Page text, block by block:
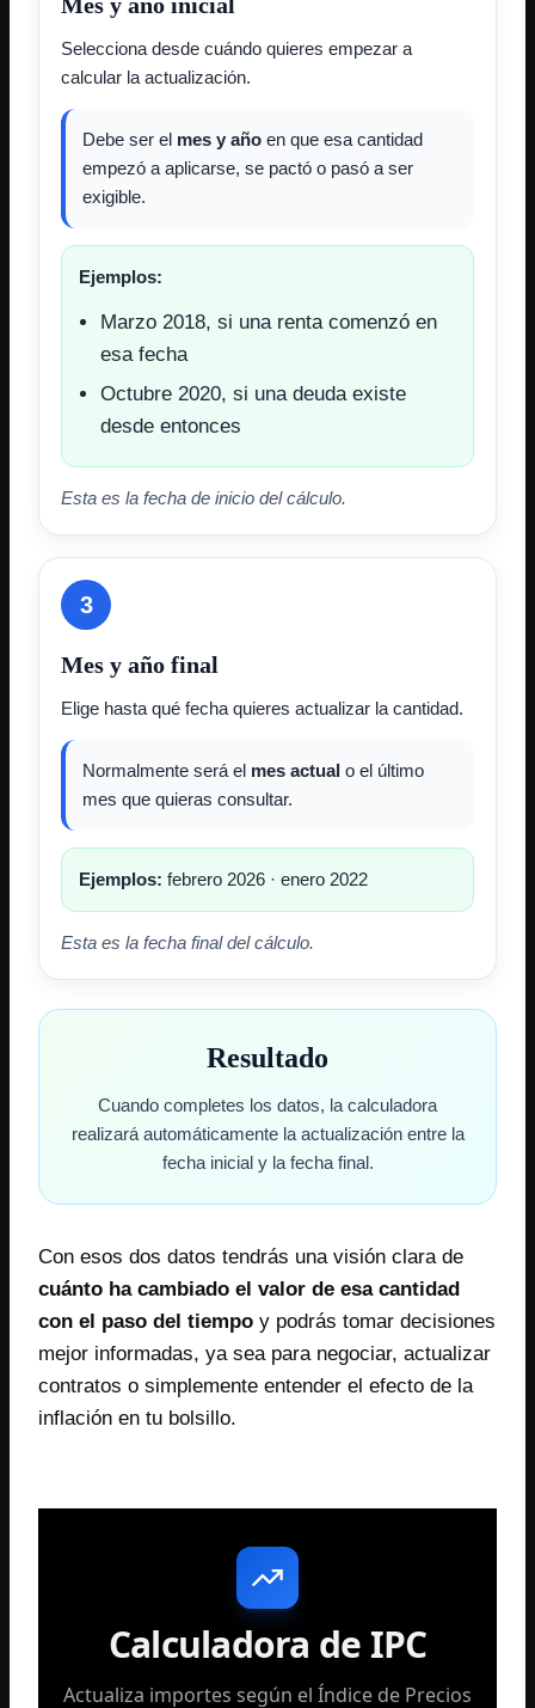
Mes y año inicial
Selecciona desde cuándo quieres empezar a
calcular la actualización.
Debe ser el mes y año en que esa cantidad
empezó a aplicarse, se pactó o pasó a ser
exigible.
Ejemplos:
Marzo 2018, si una renta comenzó en
esa fecha
Octubre 2020, si una deuda existe
desde entonces
Esta es la fecha de inicio del cálculo.
3
Mes y año final
Elige hasta qué fecha quieres actualizar la cantidad.
Normalmente será el mes actual o el último
mes que quieras consultar.
Ejemplos: febrero 2026 · enero 2022
Esta es la fecha final del cálculo.
Resultado
Cuando completes los datos, la calculadora
realizará automáticamente la actualización entre la
fecha inicial y la fecha final.
Con esos dos datos tendrás una visión clara de
cuánto ha cambiado el valor de esa cantidad
con el paso del tiempo y podrás tomar decisiones
mejor informadas, ya sea para negociar, actualizar
contratos o simplemente entender el efecto de la
inflación en tu bolsillo.